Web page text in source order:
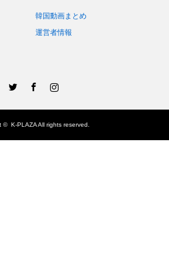
韓国動画まとめ
運営者情報
©K-PLAZAAll rights reserved.